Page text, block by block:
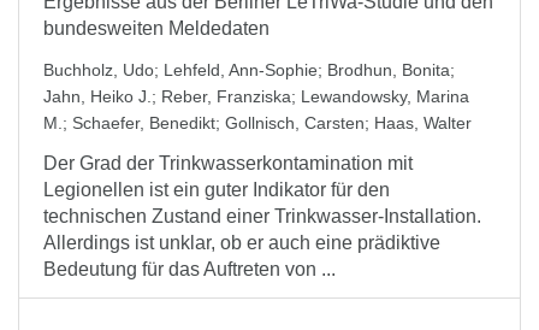
bundesweiten Meldedaten
Buchholz, Udo; Lehfeld, Ann-Sophie; Brodhun, Bonita;
Jahn, Heiko J. ; Reber, Franziska; Lewandowsky, Marina
M. ; Schaefer, Benedikt; Gollnisch, Carsten; Haas, Walter
Der Grad der Trinkwasserkontamination mit
Legionellen ist ein guter Indikator für den
technischen Zustand einer Trinkwasser-Installation.
Allerdings ist unklar, ob er auch eine prädiktive
Bedeutung für das Auftreten von ...